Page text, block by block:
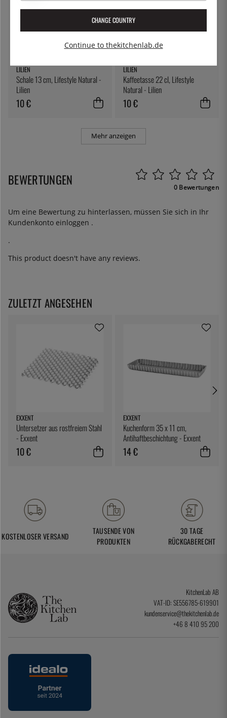
LILIEN
Schale 13 cm, Lifestyle Natural -
Lilien
10 €
LILIEN
Kaffeetasse 22 cl, Lifestyle
Natural - Lilien
10 €
Mehr anzeigen
BEWERTUNGEN 0 Bewertungen
Um eine Bewertung zu hinterlassen, müssen Sie sich in Ihr
Kundenkonto einloggen .
.
This product doesn't have any reviews.
ZULETZT ANGESEHEN
EXXENT
Untersetzer aus rostfreiem Stahl
- Exxent
10 €
EXXENT
Kuchenform 35 x 11 cm,
Antihaftbeschichtung - Exxent
14 €
KOSTENLOSER VERSAND
TAUSENDE VON
PRODUKTEN
30 TAGE
RÜCKGABERECHT
KitchenLab AB
VAT-ID: SE556785-619901
kundenservice@thekitchenlab.de
+46 8 410 95 200
CHANGE COUNTRY
Continue to thekitchenlab.de